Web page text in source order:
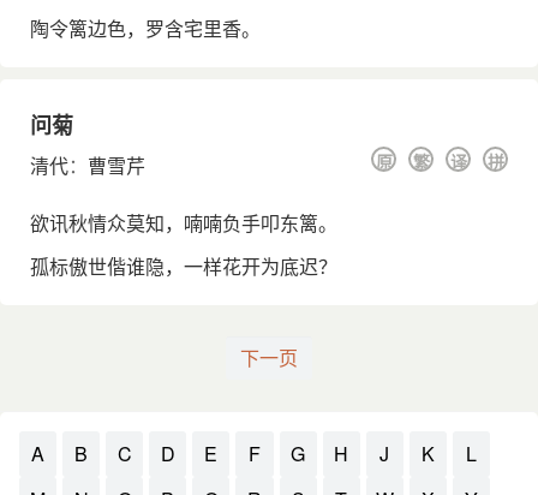
陶令篱边色，罗含宅里香。
问菊
清代： 曹雪芹 拼
译
繁
原
欲讯秋情众莫知，喃喃负手叩东篱。
孤标傲世偕谁隐，一样花开为底迟？
下一页
A B C D E F G H J K
L